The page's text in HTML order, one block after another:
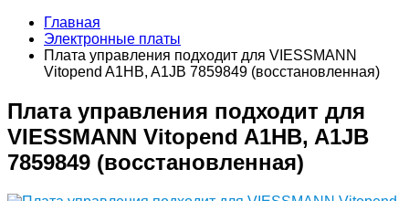
Главная
Электронные платы
Плата управления подходит для VIESSMANN
Vitopend A1HB, A1JB 7859849 (восстановленная)
Плата управления подходит для
VIESSMANN Vitopend A1HB, A1JB
7859849 (восстановленная)